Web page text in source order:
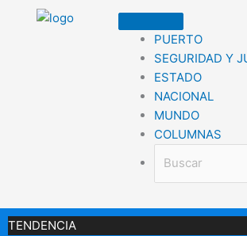
PUERTO
SEGURIDAD Y
ESTADO
NACIONAL
MUNDO
COLUMNAS
TENDENCIA